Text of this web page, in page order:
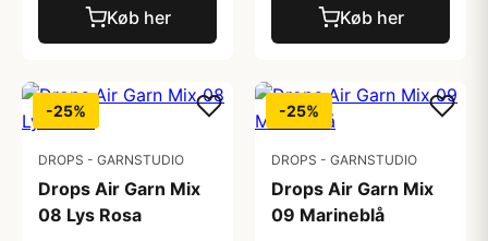
Køb her Køb her
-25%
DROPS - GARNSTUDIO
Drops Air Garn Mix
08 Lys Rosa
-25%
DROPS - GARNSTUDIO
Drops Air Garn Mix
09 Marineblå